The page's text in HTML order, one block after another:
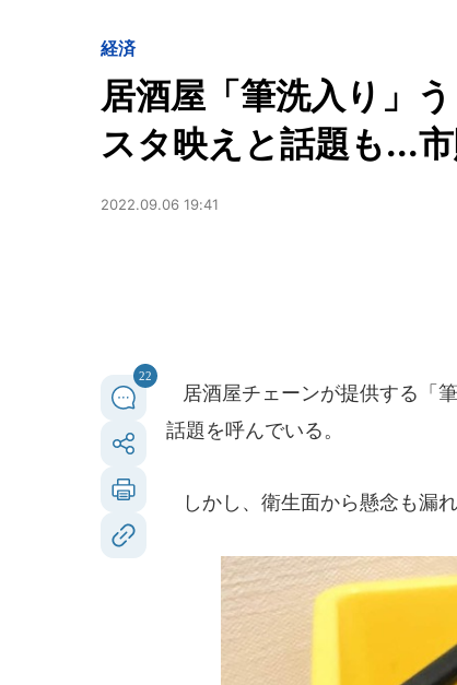
経済
居酒屋「筆洗入り」
スタ映えと話題も...
2022.09.06 19:41
22
居酒屋チェーンが提供する「
話題を呼んでいる。
しかし、衛生面から懸念も漏